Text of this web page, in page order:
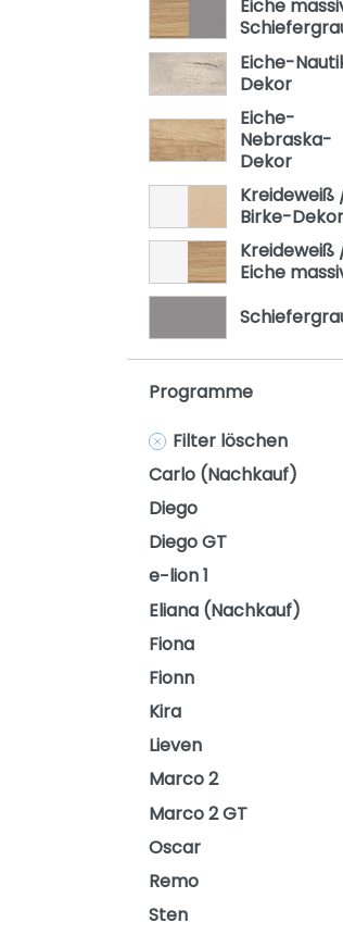
Oscar
Remo
Sten
Stiene
Eiche
Eiche-
Dekor
Eiche-
Nebraska-
Dekor
Kreideweiß
Birke-Dekor
Kreideweiß
Eiche
Programme
Filter löschen
Carlo (Nachkauf)
Diego
Diego GT
e−lion 1
Eliana (Nachkauf)
Fiona
Fionn
Kira
Lieven
Marco 2
Marco 2 GT
Oscar
Remo
Sten